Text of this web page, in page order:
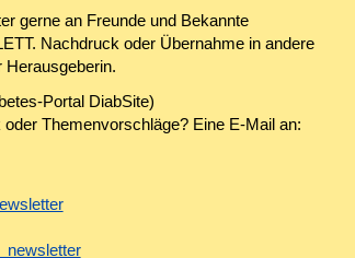
gerne an Freunde und Bekannte
Nachdruck oder Übernahme in andere
Herausgeberin.
Portal DiabSite)
Themenvorschläge? Eine E-Mail an: